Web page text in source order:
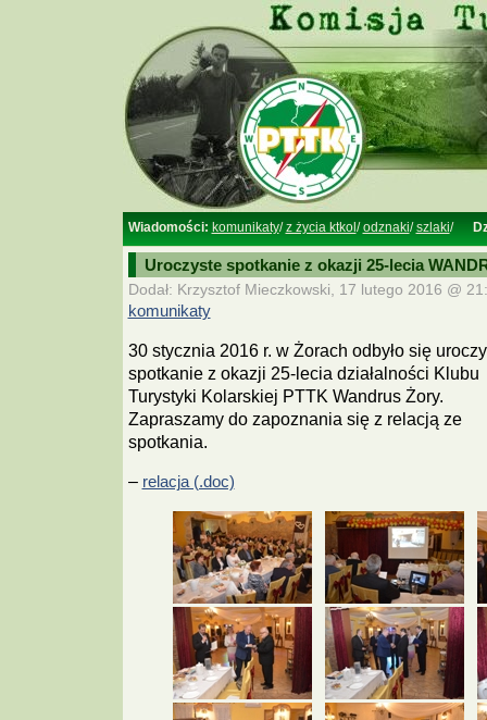
Wiadomości: komunikaty/z życia ktkol /odznaki/szlaki/
Uroczyste spotkanie z okazji 25-lecia
Dodał: Krzysztof Mieczkowski, 17 lutego 2016 @
komunikaty
30 stycznia 2016 r. w Żorach odbyło się
spotkanie z okazji 25-lecia działalności Klubu
Turystyki Kolarskiej PTTK Wandrus Żory.
Zapraszamy do zapoznania się z relacją ze
spotkania.
– relacja (.doc)